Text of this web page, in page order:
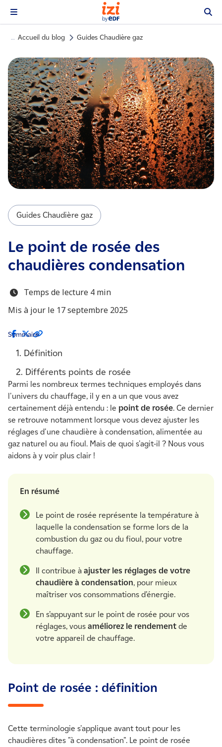
… Accueil du blog Guides Chaudière gaz
Guides Chaudière gaz
Le point de rosée des
chaudières condensation
Temps de lecture 4 min
Mis à jour le 17 septembre 2025
Sommaire
1. Définition
2. Différents points de rosée
3. Des économies d'énergie
Parmi les nombreux termes techniques employés dans
l'univers du chauffage, il y en a un que vous avez
certainement déjà entendu : le point de rosée. Ce dernier
se retrouve notamment lorsque vous devez ajuster les
réglages d'une chaudière à condensation, alimentée au
gaz naturel ou au fioul. Mais de quoi s'agit-il ? Nous vous
aidons à y voir plus clair !
En résumé
Le point de rosée représente la température à
laquelle la condensation se forme lors de la
combustion du gaz ou du fioul, pour votre
chauffage.
Il contribue à ajuster les réglages de votre
chaudière à condensation, pour mieux
maîtriser vos consommations d’énergie.
En s’appuyant sur le point de rosée pour vos
réglages, vous améliorez le rendement de
votre appareil de chauffage.
Point de rosée : définition
Cette terminologie s'applique avant tout pour les
chaudières dites "à condensation". Le point de rosée